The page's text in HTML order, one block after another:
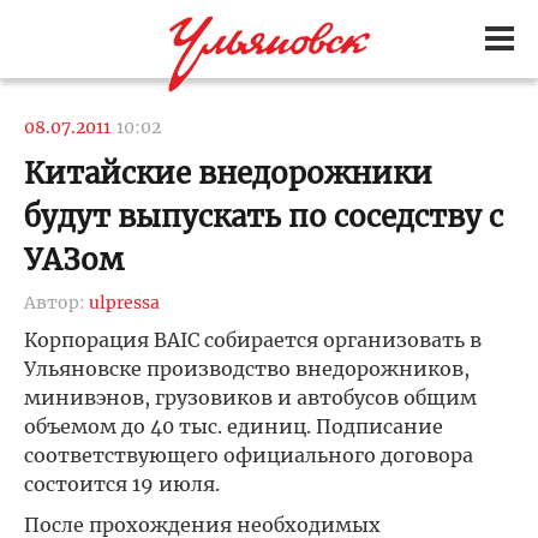
08.07.2011 10:02
Китайские внедорожники
будут выпускать по соседству с
УАЗом
Автор: ulpressa
Корпорация BAIC собирается организовать в
Ульяновске производство внедорожников,
минивэнов, грузовиков и автобусов общим
объемом до 40 тыс. единиц. Подписание
соответствующего официального договора
состоится 19 июля.
После прохождения необходимых